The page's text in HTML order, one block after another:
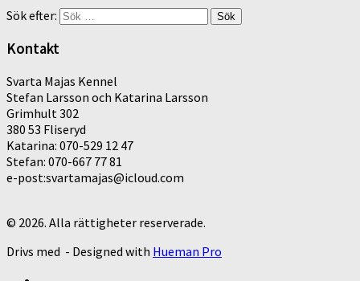
Sök efter:
Kontakt
Svarta Majas Kennel
Stefan Larsson och Katarina Larsson
Grimhult 302
380 53 Fliseryd
Katarina: 070-529 12 47
Stefan: 070-667 77 81
e-post:svartamajas@icloud.com
© 2026. Alla rättigheter reserverade.
Drivs med - Designed with Hueman Pro